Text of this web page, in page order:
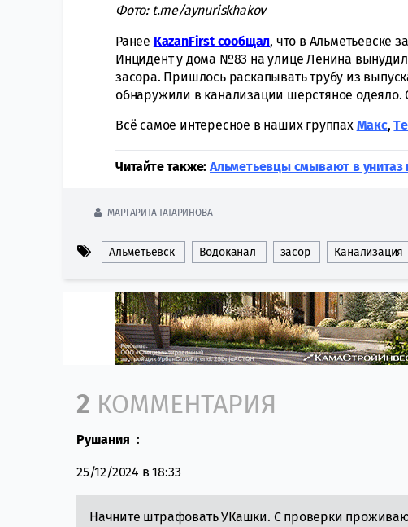
Фото: t.me/aynuriskhakov
Ранее KazanFirst сообщал, что в Альметьевске
Инцидент у дома №83 на улице Ленина
засора. Пришлось раскапывать трубу из
обнаружили в канализации шерстяное одеяло.
Всё самое интересное в наших группах Макс,
Читайте также: Альметьевцы смывают в
МАРГАРИТА ТАТАРИНОВА
Альметьевск Водоканал засор Канализация
Comment section
2 КОММЕНТАРИЯ
Рушания :
25/12/2024 в 18:33
Начните штрафовать УКашки. С проверки